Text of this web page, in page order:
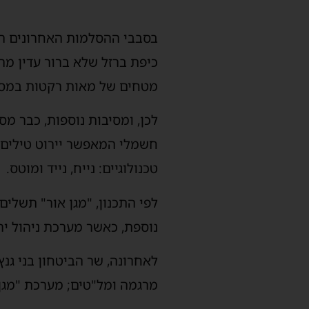
בסבבי ההסלמות האחרונים
כיפת ברזל שלא ברור עדין
מטחים של מאות רקטות
לכן, ומסיבות נוספות, כבר
חשמלי המאפשר יירוט
טכנולוגיים: נייח, נייד ומוטס.
לפי התכנון, "מגן אור"
נוספת, כאשר מערכת ניהול
לאחרונה, שר הביטחון בני
מרגמה ומל"טים; מערכת "מגן אור"